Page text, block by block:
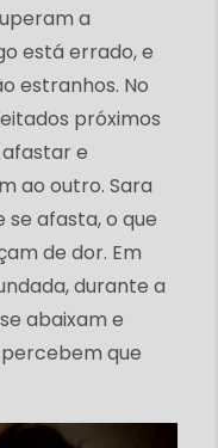
a
está errado, e
estranhos. No
próximos
e
ao outro. Sara
afasta, o que
de dor. Em
durante a
abaixam e
que